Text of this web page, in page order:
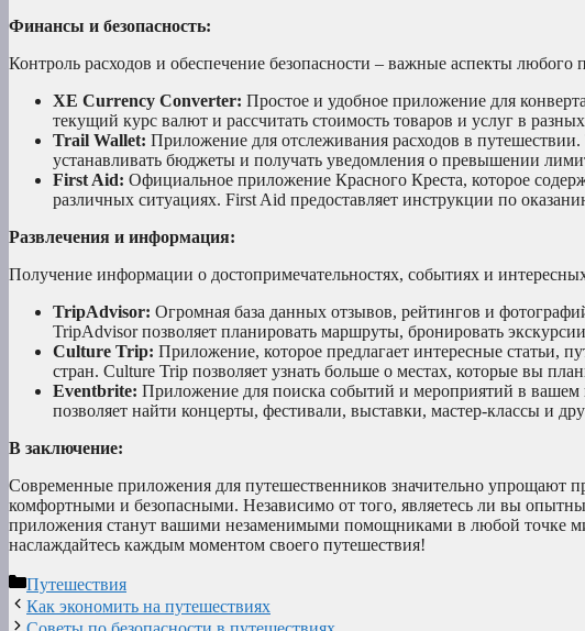
Финансы и безопасность:
Контроль расходов и обеспечение безопасности – важные аспекты любого
XE Currency Converter: Простое и удобное приложение для
текущий курс валют и рассчитать стоимость товаров и услуг в
Trail Wallet: Приложение для отслеживания расходов в путешествии.
устанавливать бюджеты и получать уведомления о превышении
First Aid: Официальное приложение Красного Креста, которое
различных ситуациях. First Aid предоставляет инструкции по
Развлечения и информация:
Получение информации о достопримечательностях, событиях и
TripAdvisor: Огромная база данных отзывов, рейтингов и
TripAdvisor позволяет планировать маршруты, бронировать
Culture Trip: Приложение, которое предлагает интересные статьи,
стран. Culture Trip позволяет узнать больше о местах, которые вы
Eventbrite: Приложение для поиска событий и мероприятий в вашем
позволяет найти концерты, фестивали, выставки, мастер-классы и
В заключение:
Современные приложения для путешественников значительно упрощают
комфортными и безопасными. Независимо от того, являетесь ли вы
приложения станут вашими незаменимыми помощниками в любой точке
наслаждайтесь каждым моментом своего путешествия!
Рубрики
Путешествия
Как экономить на путешествиях